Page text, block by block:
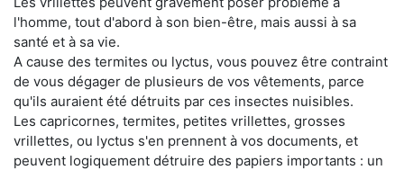
l'homme, tout d'abord à son bien-être, mais aussi à sa
santé et à sa vie.
A cause des termites ou lyctus, vous pouvez être contraint
de vous dégager de plusieurs de vos vêtements, parce
qu'ils auraient été détruits par ces insectes nuisibles.
Les capricornes, termites, petites vrillettes, grosses
vrillettes, ou lyctus s'en prennent à vos documents, et
peuvent logiquement détruire des papiers importants : un